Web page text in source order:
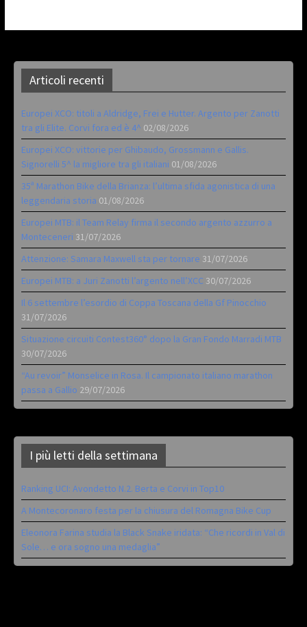
Articoli recenti
Europei XCO: titoli a Aldridge, Frei e Hutter. Argento per Zanotti
tra gli Elite. Corvi fora ed è 4^ 02/08/2026
Europei XCO: vittorie per Ghibaudo, Grossmann e Gallis.
Signorelli 5^ la migliore tra gli italiani 01/08/2026
35ª Marathon Bike della Brianza: l’ultima sfida agonistica di una
leggendaria storia 01/08/2026
Europei MTB: il Team Relay firma il secondo argento azzurro a
Monteceneri 31/07/2026
Attenzione: Samara Maxwell sta per tornare 31/07/2026
Europei MTB: a Juri Zanotti l’argento nell’XCC 30/07/2026
Il 6 settembre l’esordio di Coppa Toscana della Gf Pinocchio
31/07/2026
Situazione circuiti Contest360° dopo la Gran Fondo Marradi MTB
30/07/2026
“Au revoir” Monselice in Rosa. Il campionato italiano marathon
passa a Gallio 29/07/2026
I più letti della settimana
Ranking UCI: Avondetto N.2. Berta e Corvi in Top10
A Montecoronaro festa per la chiusura del Romagna Bike Cup
Eleonora Farina studia la Black Snake iridata: “Che ricordi in Val di
Sole… e ora sogno una medaglia”